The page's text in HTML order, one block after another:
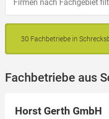
30 Fachbetriebe in
Fachbetriebe aus
Horst Gerth GmbH